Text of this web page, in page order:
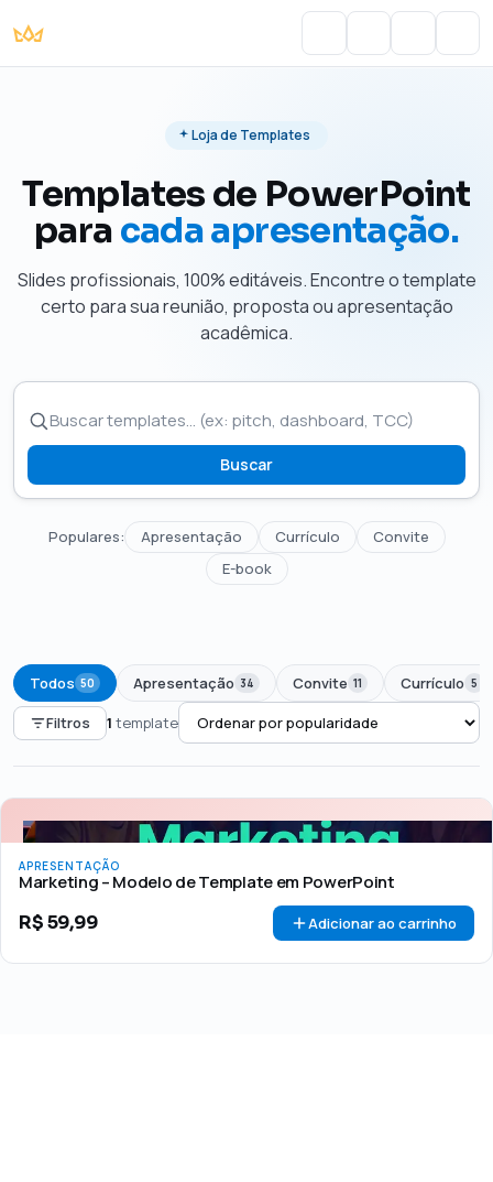
Loja de Templates
Templates de PowerPoint
para cada apresentação.
Slides profissionais, 100% editáveis. Encontre o template
certo para sua reunião, proposta ou apresentação
acadêmica.
Buscar
Populares: Apresentação Currículo
Convite
E-book
Todos 50 Apresentação 34 Convite 11 Currículo 5
Filtros 1 template
PREÇO
Todos Até R$50 R$50 – R$100 Acima de R$100
OFERTA 🏷 Em promoção
APRESENTAÇÃO
Marketing – Modelo de Template em PowerPoint
R$59,99 Adicionar ao carrinho